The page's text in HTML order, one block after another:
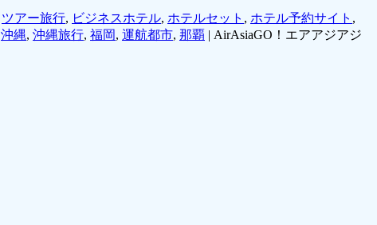
ツアー旅行, ビジネスホテル, ホテルセット , ホテル予約サイト ,
沖縄, 沖縄旅行, 福岡, 運航都市, 那覇 | AirAsiaGO！エアアジアジ